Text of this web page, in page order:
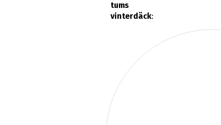
tums
vinterdäck: